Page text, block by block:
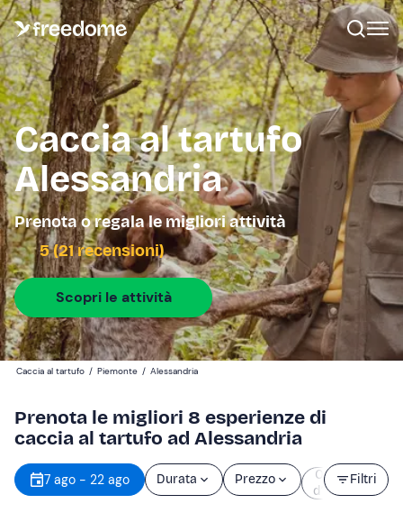
Caccia al tartufo
Alessandria
Prenota o regala le migliori attività
5 (21 recensioni)
Scopri le attività
Caccia al tartufo / Piemonte / Alessandria
Prenota le migliori 8 esperienze di
caccia al tartufo ad Alessandria
Filtri
7 ago - 22 ago Durata Prezzo
Orario
d’inizio